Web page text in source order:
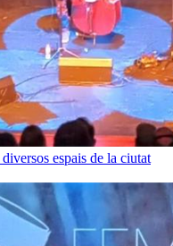
diversos espais de la ciutat